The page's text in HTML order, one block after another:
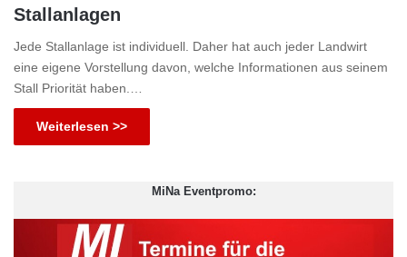
Stallanlagen
Jede Stallanlage ist individuell. Daher hat auch jeder Landwirt
eine eigene Vorstellung davon, welche Informationen aus seinem
Stall Priorität haben.…
Weiterlesen >>
MiNa Eventpromo: